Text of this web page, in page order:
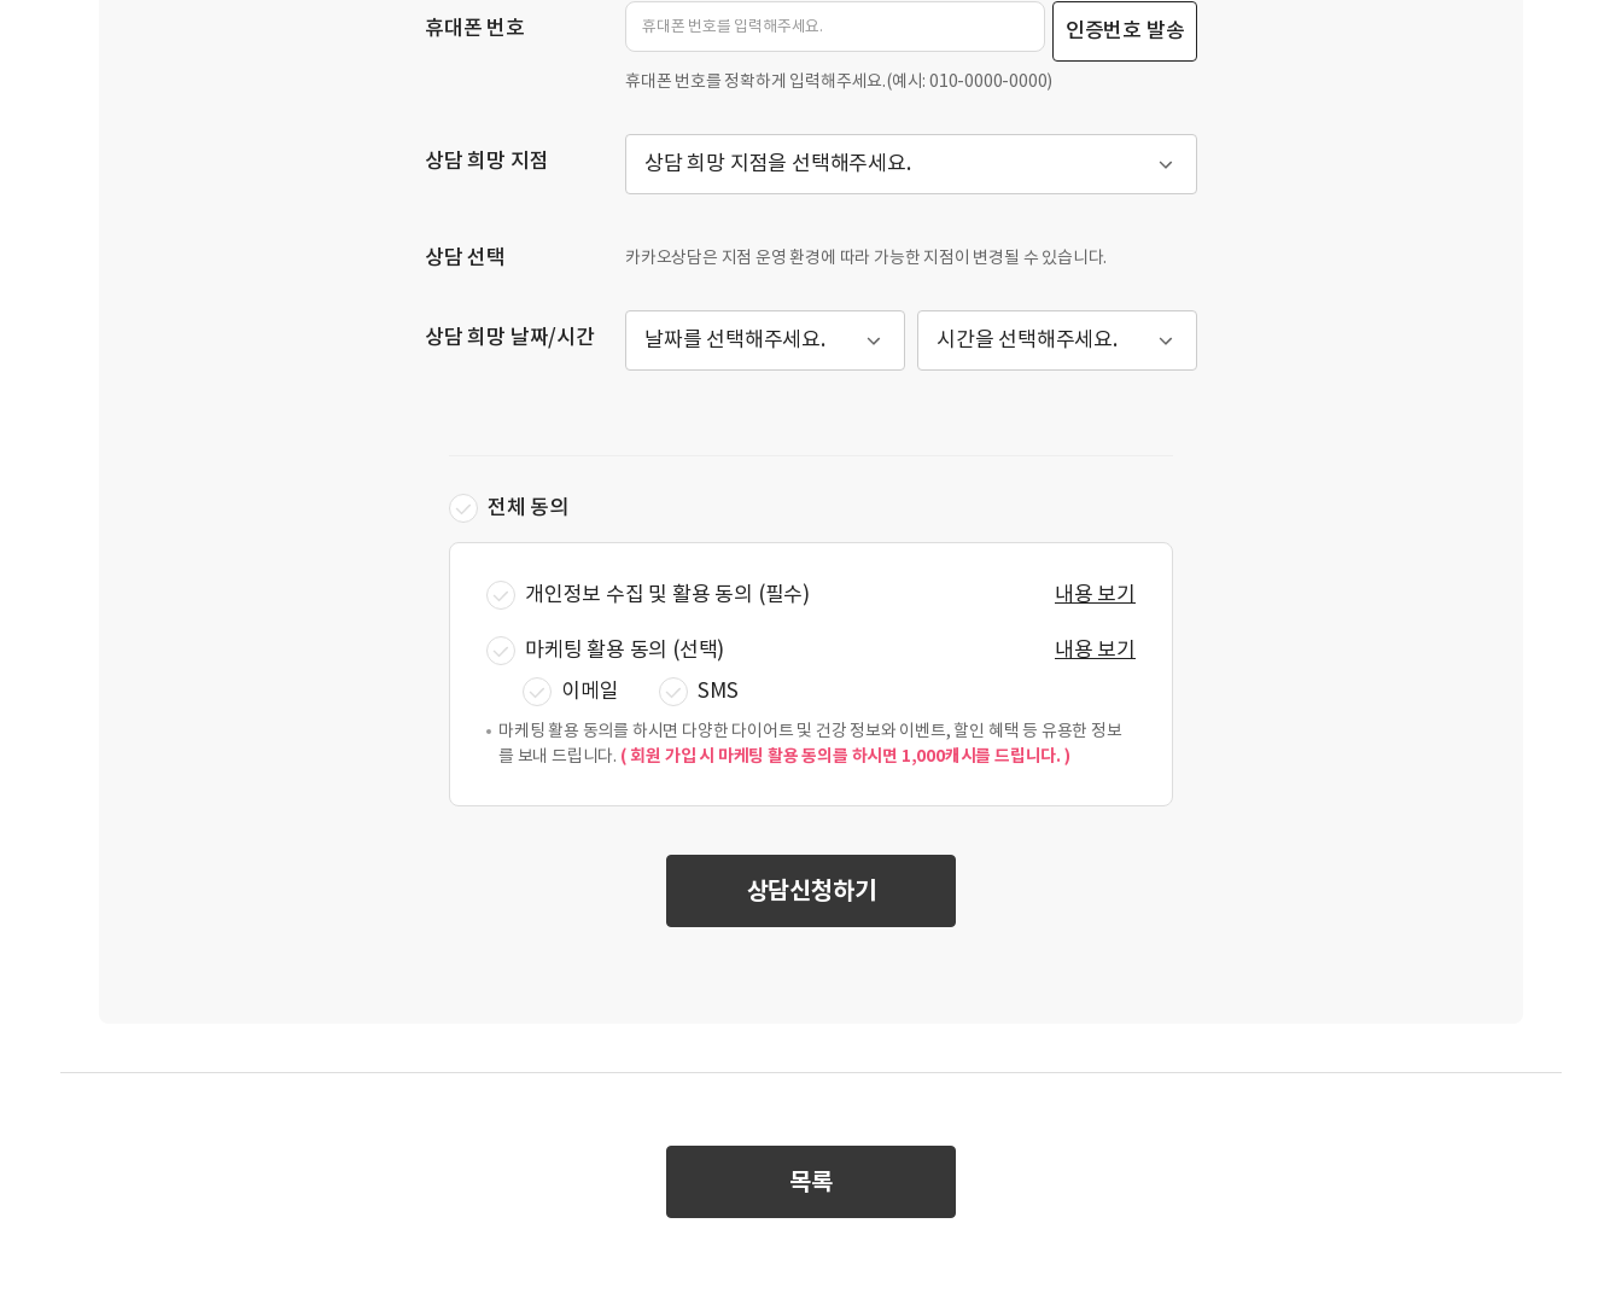
휴대폰 번호 인증번호 발송
휴대폰 번호를 정확하게 입력해주세요.(예시: 010-0000-0000)
상담 희망 지점 상담 희망 지점을 선택해주세요.
상담 선택 카카오상담은 지점 운영 환경에 따라 가능한 지점이 변경될 수 있습니다.
상담 희망 날짜/시간 날짜를 선택해주세요. 시간을 선택해주세요.
전체 동의
개인정보 수집 및 활용 동의 (필수) 내용 보기
마케팅 활용 동의 (선택)
내용 보기
이메일
SMS
마케팅 활용 동의를 하시면 다양한 다이어트 및 건강 정보와 이벤트, 할인 혜택 등 유용한 정보
를 보내 드립니다. ( 회원 가입 시 마케팅 활용 동의를 하시면 1,000캐시를 드립니다. )
상담신청하기
목록